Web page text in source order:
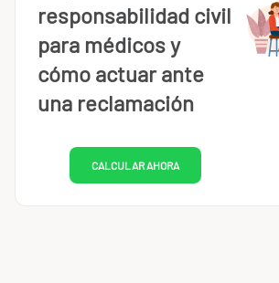
responsabilidad civil
para médicos y
cómo actuar ante
una reclamación
CALCULAR AHORA